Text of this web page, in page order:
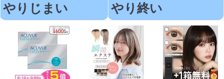
やりじまい
やり終い